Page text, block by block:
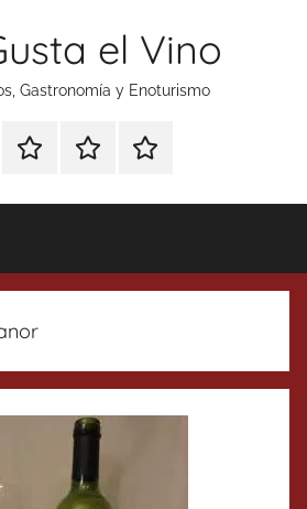
el Vino
Gastronomía y Enoturismo
Enoturismo
Gastronomía
RankingContacto